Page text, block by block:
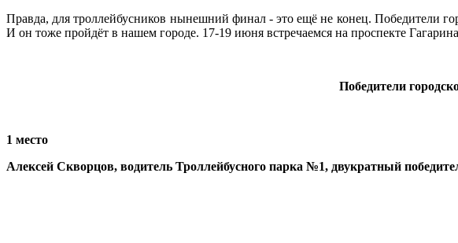
Правда, для троллейбусников нынешний финал - это ещё не конец. Победители
И он тоже пройдёт в нашем городе. 17-19 июня встречаемся на проспекте
Победители
1 место
Алексей Скворцов, водитель Троллейбусного парка №1, двукратный